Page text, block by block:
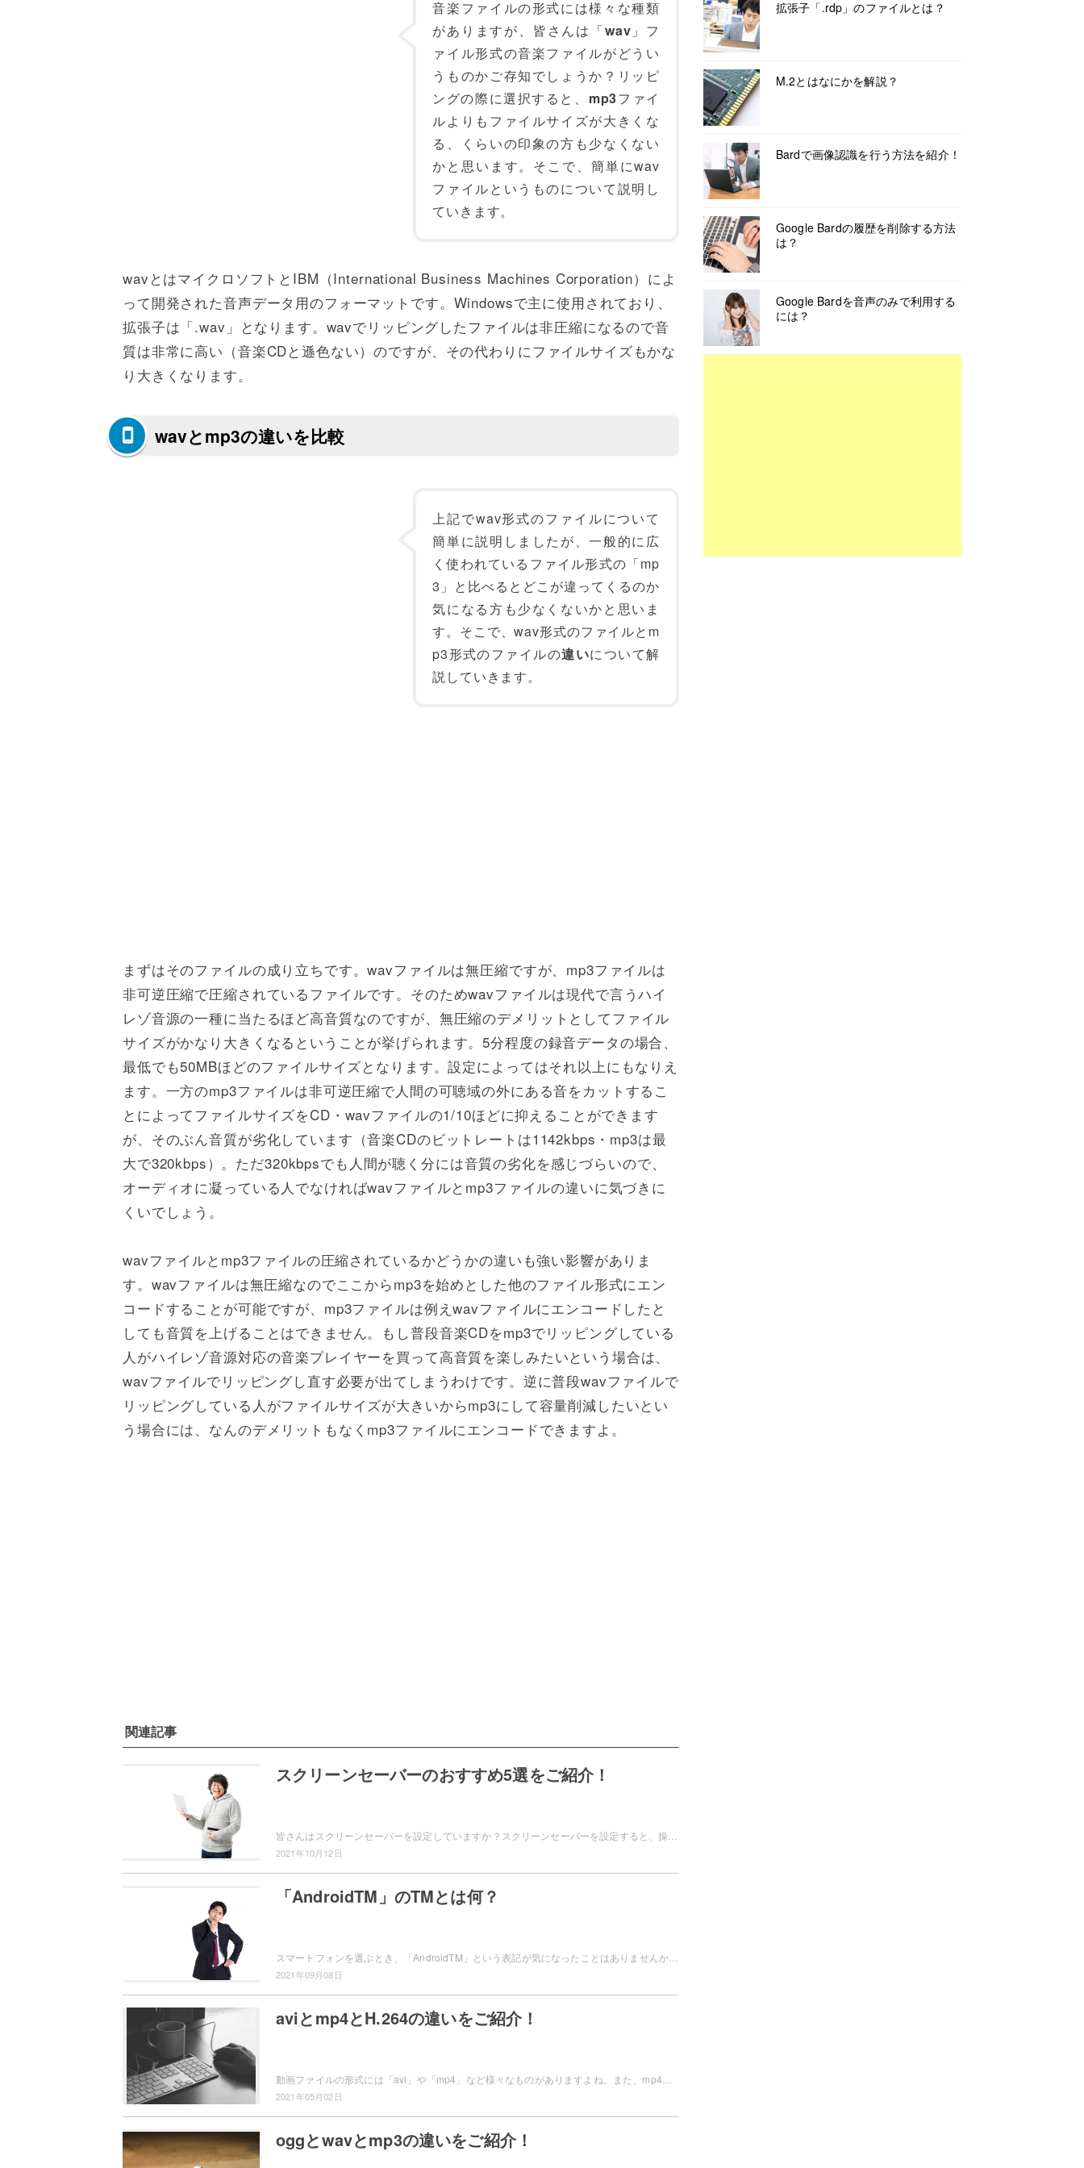
音楽ファイルの形式には様々な種類
がありますが、皆さんは「wav 」フ
ァイル形式の音楽ファイルがどうい
うものかご存知でしょうか？リッピ
ングの際に選択すると、 mp3ファイ
ルよりもファイルサイズが大きくな
る、くらいの印象の方も少なくない
かと思います。そこで、簡単にwav
ファイルというものについて説明し
ていきます。
wavとはマイクロソフトとIBM（International Business Machines Corporation）によ
って開発された音声データ用のフォーマットです。Windowsで主に使用されており、
拡張子は「.wav」となります。wavでリッピングしたファイルは非圧縮になるので音
質は非常に高い（音楽CDと遜色ない）のですが、その代わりにファイルサイズもかな
り大きくなります。
wavとmp3の違いを比較
上記でwav形式のファイルについて
簡単に説明しましたが、一般的に広
く使われているファイル形式の「mp
3」と比べるとどこが違ってくるのか
気になる方も少なくないかと思いま
す。そこで、wav形式のファイルとm
p3形式のファイルの違いについて解
説していきます。
まずはそのファイルの成り立ちです。wavファイルは無圧縮ですが、mp3ファイルは
非可逆圧縮で圧縮されているファイルです。そのためwavファイルは現代で言うハイ
レゾ音源の一種に当たるほど高音質なのですが、無圧縮のデメリットとしてファイル
サイズがかなり大きくなるということが挙げられます。5分程度の録音データの場合、
最低でも50MBほどのファイルサイズとなります。設定によってはそれ以上にもなりえ
ます。一方のmp3ファイルは非可逆圧縮で人間の可聴域の外にある音をカットするこ
とによってファイルサイズをCD・wavファイルの1/10ほどに抑えることができます
が、そのぶん音質が劣化しています（音楽CDのビットレートは1142kbps・mp3は最
大で320kbps）。ただ320kbpsでも人間が聴く分には音質の劣化を感じづらいので、
オーディオに凝っている人でなければwavファイルとmp3ファイルの違いに気づきに
くいでしょう。
wavファイルとmp3ファイルの圧縮されているかどうかの違いも強い影響がありま
す。wavファイルは無圧縮なのでここからmp3を始めとした他のファイル形式にエン
コードすることが可能ですが、mp3ファイルは例えwavファイルにエンコードしたと
しても音質を上げることはできません。もし普段音楽CDをmp3でリッピングしている
人がハイレゾ音源対応の音楽プレイヤーを買って高音質を楽しみたいという場合は、
wavファイルでリッピングし直す必要が出てしまうわけです。逆に普段wavファイルで
リッピングしている人がファイルサイズが大きいからmp3にして容量削減したいとい
う場合には、なんのデメリットもなくmp3ファイルにエンコードできますよ。
関連記事
スクリーンセーバーのおすすめ5選をご紹介！
2021年10月12日
「AndroidTM」のTMとは何？
2021年09月08日
aviとmp4とH.264の違いをご紹介！
2021年05月02日
oggとwavとmp3の違いをご紹介！
拡張子「.rdp」のファイルとは？
M.2とはなにかを解説？
Bardで画像認識を行う方法を紹介！
Google Bardの履歴を削除する方法
は？
Google Bardを音声のみで利用する
には？